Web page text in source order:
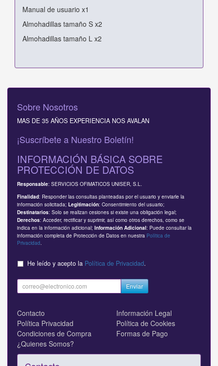
Manual de usuario x1
Almohadillas tamaño S x2
Almohadillas tamaño L x2
Sobre Nosotros
MAS DE 35 AÑOS EXPERIENCIA NOS AVALAN
¡Suscríbete a Nuestro Boletín!
INFORMACIÓN BÁSICA SOBRE
PROTECCIÓN DE DATOS
Responsable: SERVICIOS OFIMATICOS UNISER, S.L.
Finalidad: Responder las consultas planteadas por el usuario y enviarle la
información solicitada; Legitimación: Consentimiento del usuario;
Destinatarios: Solo se realizan cesiones si existe una obligación legal;
Derechos: Acceder, rectificar y suprimir, así como otros derechos, como se
indica en la información adicional; Información Adicional: Puede consultar la
información completa de Protección de Datos en nuestra Política de
Privacidad
He leído y acepto la Política de Privacidad.
Enviar
Contacto
Información Legal
Política Privacidad
Política de Cookies
Condiciones de Compra
Formas de Pago
¿Quienes Somos?